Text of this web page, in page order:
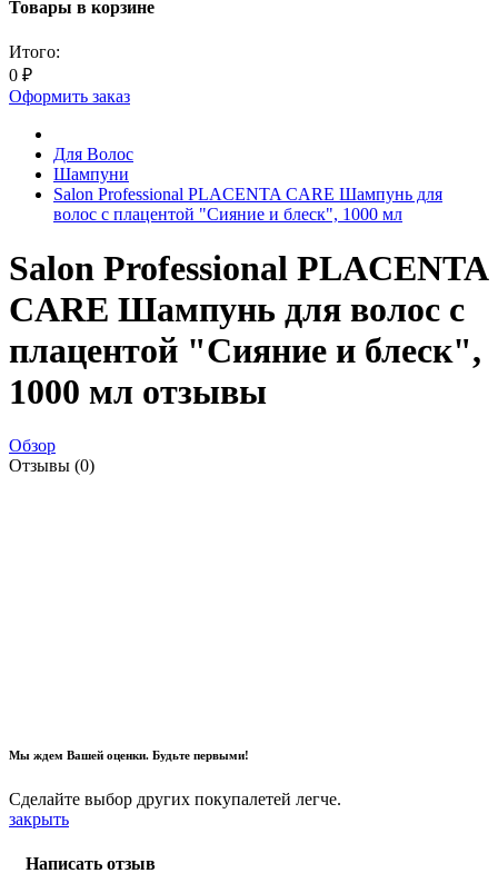
Товары в корзине
Итого:
0 ₽
Оформить заказ
Для Волос
Шампуни
Salon Professional PLACENTA CARE Шампунь для
волос с плацентой "Сияние и блеск", 1000 мл
Salon Professional PLACENTA
CARE Шампунь для волос с
плацентой "Сияние и блеск",
1000 мл отзывы
Обзор
Отзывы (0)
Мы ждем Вашей оценки. Будьте первыми!
Сделайте выбор других покупалетей легче.
закрыть
Написать отзыв